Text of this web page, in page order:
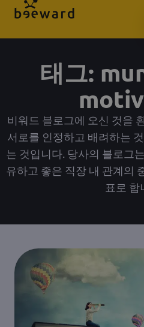
태그:
비워드 블로그에 오신 것을
서로를 인정하고 배려하는
는 것입니다. 당사의 블로그
유하고 좋은 직장 내 관계의
표로 합